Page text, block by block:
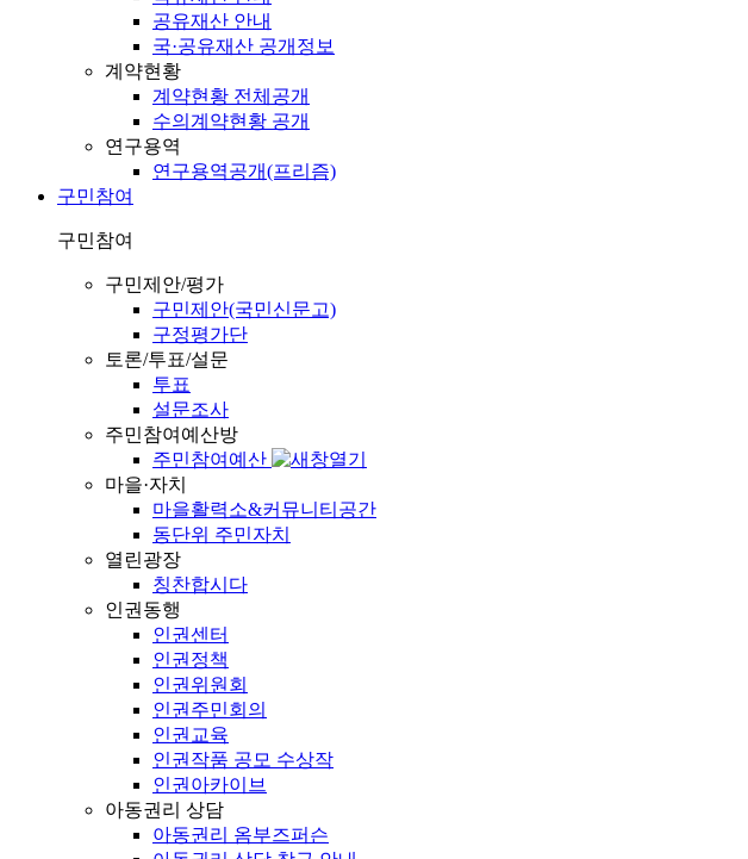
공유재산 안내
국·공유재산 공개정보
계약현황
계약현황 전체공개
수의계약현황 공개
연구용역
연구용역공개(프리즘)
구민참여
구민참여
구민제안/평가
구민제안(국민신문고)
구정평가단
토론/투표/설문
투표
설문조사
주민참여예산방
주민참여예산
마을·자치
마을활력소&커뮤니티공간
동단위 주민자치
열린광장
칭찬합시다
인권동행
인권센터
인권정책
인권위원회
인권주민회의
인권교육
인권작품 공모 수상작
인권아카이브
아동권리 상담
아동권리 옴부즈퍼슨